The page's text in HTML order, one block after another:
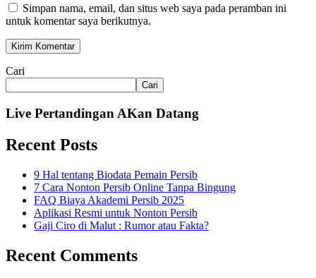
Simpan nama, email, dan situs web saya pada peramban ini
untuk komentar saya berikutnya.
Cari
Cari
Live Pertandingan AKan Datang
Recent Posts
9 Hal tentang Biodata Pemain Persib
7 Cara Nonton Persib Online Tanpa Bingung
FAQ Biaya Akademi Persib 2025
Aplikasi Resmi untuk Nonton Persib
Gaji Ciro di Malut : Rumor atau Fakta?
Recent Comments